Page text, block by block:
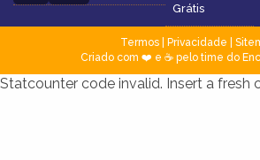
Grátis
Termos| Privacidade
Criado com ❤️ e ☕ pelo time do
Statcounter code invalid. Insert a fresh